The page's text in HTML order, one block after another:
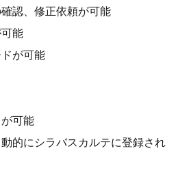
認、修正依頼が可能
能
が可能
可能
的にシラバスカルテに登録され